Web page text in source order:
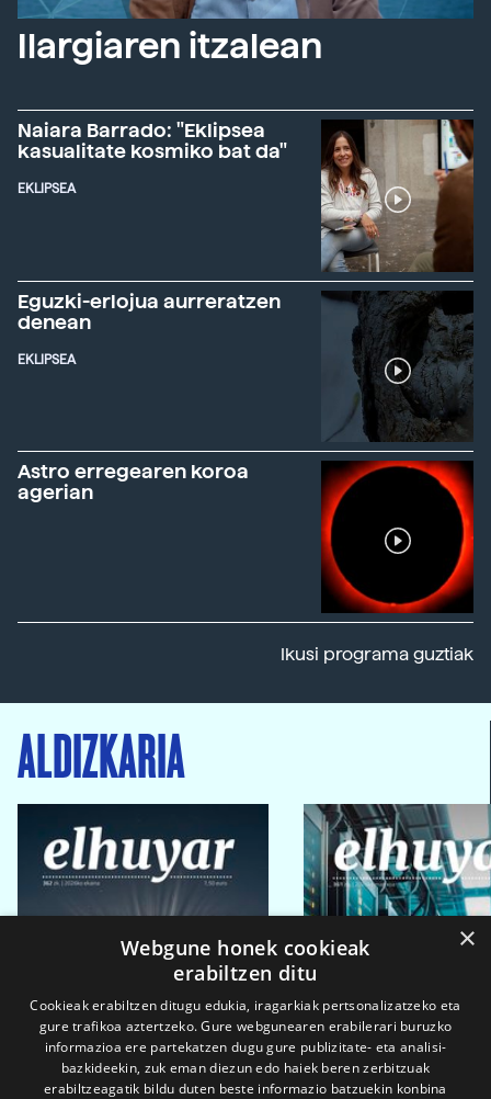
Ilargiaren itzalean
Naiara Barrado: "Eklipsea
kasualitate kosmiko bat da"
EKLIPSEA
Eguzki-erlojua aurreratzen
denean
EKLIPSEA
Astro erregearen koroa
agerian
Ikusi programa guztiak
ALDIZKARIA
×
Webgune honek cookieak
erabiltzen ditu
Cookieak erabiltzen ditugu edukia, iragarkiak pertsonalizatzeko eta
gure trafikoa aztertzeko. Gure webgunearen erabilerari buruzko
informazioa ere partekatzen dugu gure publizitate- eta analisi-
bazkideekin, zuk eman diezun edo haiek beren zerbitzuak
erabiltzeagatik bildu duten beste informazio batzuekin konbina